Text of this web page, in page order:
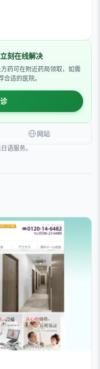
刻在线解决
药可在附近药局领取，如需
适的医院。
网站
语服务。